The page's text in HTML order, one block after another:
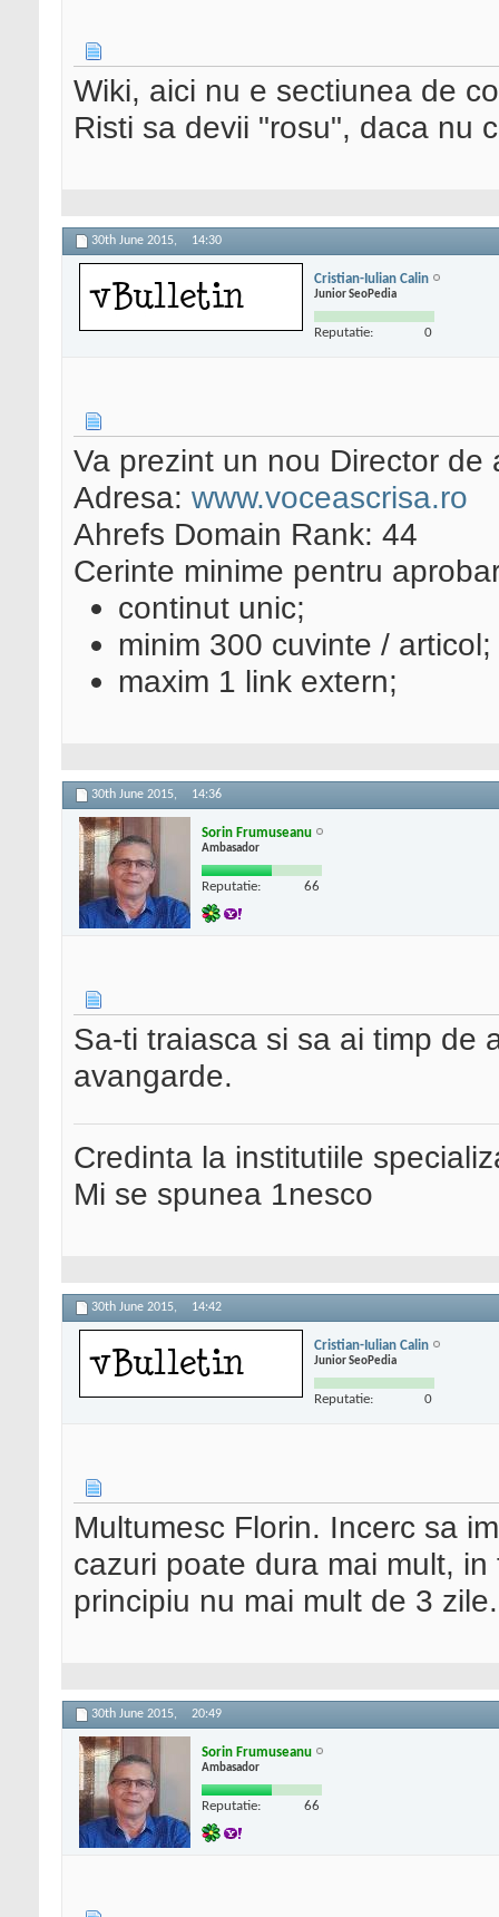
Wiki, aici nu e sectiunea de
Risti sa devii "rosu", daca nu
30th June 2015, 14:30
Cristian-Iulian Calin
Junior SeoPedia
Reputatie: 0
Va prezint un nou Director de
Adresa: www.voceascrisa.ro
Ahrefs Domain Rank: 44
Cerinte minime pentru
continut unic;
minim 300 cuvinte / articol;
maxim 1 link extern;
30th June 2015, 14:36
Sorin Frumuseanu
Ambasador
Reputatie: 66
Sa-ti traiasca si sa ai timp de
avangarde.
Credinta la institutiile
Mi se spunea 1nesco
30th June 2015, 14:42
Cristian-Iulian Calin
Junior SeoPedia
Reputatie: 0
Multumesc Florin. Incerc sa
cazuri poate dura mai mult,
principiu nu mai mult de 3 zile.
30th June 2015, 20:49
Sorin Frumuseanu
Ambasador
Reputatie: 66